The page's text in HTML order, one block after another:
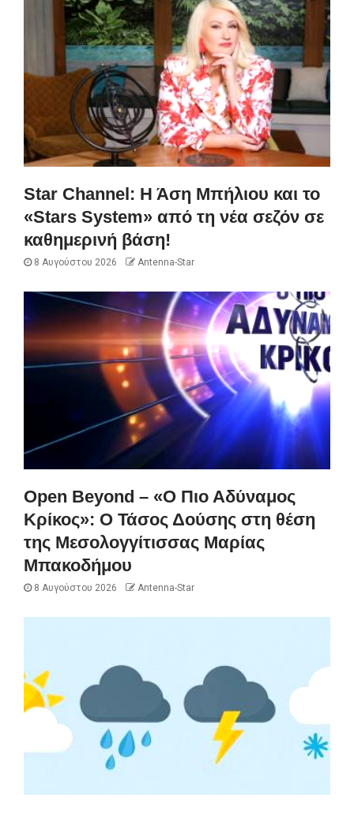
Star Channel: Η Άση Μπήλιου και το
«Stars System» από τη νέα σεζόν σε
καθημερινή βάση!
8 Αυγούστου 2026 Antenna-Star
Open Beyond – «Ο Πιο Αδύναμος
Κρίκος»: Ο Τάσος Δούσης στη θέση
της Μεσολογγίτισσας Μαρίας
Μπακοδήμου
8 Αυγούστου 2026 Antenna-Star